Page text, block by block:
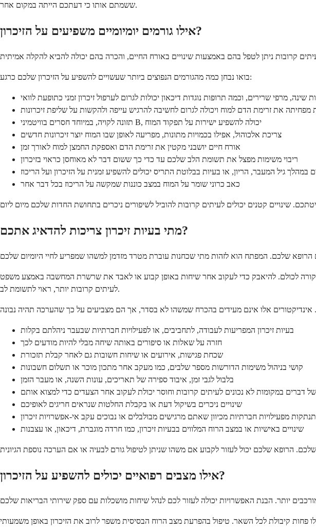
ששמתם אותו כי דעתכם הייתה במקום אחר.
אילו גורמים יומיומיים משפיעים על הזיכרון?
בואו נבחן כמה מהגורמים הנפוצים ביותר שעשויים להשפיע על הזיכרון שלכם כרגע:
שינה, מרפי שרירים, וכמה תרופות נוגדות דיכאון יכולות לגרום לערפול זיכרון זמני כתופעת לוואי
מפחיתה את זרימת הדם למוח ויכולה לגרום לחשיבה להרגיש עייפה ולהקשות על שליפת זיכרונות
תזונה לקויה, במיוחד חסרים בוויטמיני B, יכולה להשפיע ישירות על תפקוד המוח
צריכת אלכוהול, אפילו בכמויות מתונות, מפריעה לאופן שבו המוח יוצר זיכרונות חדשים
אורח חיים יושבני מקטין את זרימת הדם ואספקת החמצן למוח לאורך זמן
ריבוי משימות מפצל את תשומת הלב שלכם עד כדי כך ששום דבר לא מאוחסן כראוי בזיכרון
במהלך גיל המעבר, הריון, או בעיות בבלוטת התריס יכולים להשפיע זמנית על הזיכרון ועל הריכוז
כאב כרוני שומר על המוח במצב כוננות שמקשה על הריכוז בכל דבר אחר
מתי בעיות זיכרון צריכות להדאיג אתכם?
קורה לכולם. להיאבק כדי לעקוב אחר שיחות באופן קבוע או לאבד את שרשרת המחשבה באמצע משפט
לעיתים קרובות יותר, ראוי לתשומת לב.
בעיות זיכרון המפריעות לעבודה, לתחביבים, או לפעילויות חברתיות שבעבר ניהלתם בקלות
חזרה על שאלות או סיפורים באותה שיחה מבלי להיות מודעים לכך
שכחת פגישות, אירועים או שיחות חשובות גם לאחר קבלת תזכורת
קושי בניהול משימות הדורשות מספר שלבים, כמו מעקב אחר מתכון מוכר או תשלום חשבונות
בלבול לגבי זמן, איבוד ספירה של תאריכים, עונות השנה, או מעבר הזמן
דברים במקומות לא נכונים לעיתים קרובות וחוסר יכולת לעקוב אחר הצעדים כדי למצוא אותם
שינויים ניכרים בשיקול דעת או בקבלת החלטות שנראים חריגים לאופיכם
מפעילויות חברתיות מכיוון שאתם מרגישים מבולבלים או נבוכים עקב אי-אפשרויות זיכרון
שינויים באישיות או במצב הרוח המלווים בבעיות זיכרון, כמו חרדה מוגברת, דיכאון, או עצבנות
אילו מצבים רפואיים יכולים להשפיע על הזיכרון?